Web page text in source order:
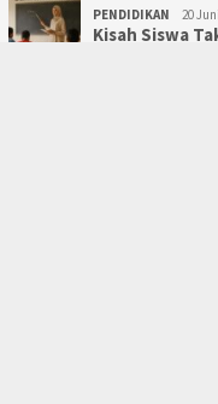
PENDIDIKAN 20
Kisah Siswa